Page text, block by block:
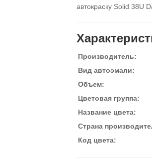
автокраску Solid 38U
Производитель:
Вид автоэмали:
Объем:
Цветовая группа:
Название цвета:
Страна
Код цвета: